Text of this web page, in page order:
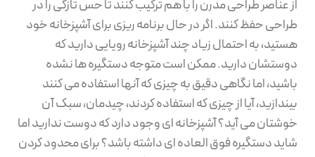
از عناصر طراحی مدرن را با هم ترکیب کنند تا حس تازگی را در
طراحی حفظ کنند. اگر در حال برنامه ریزی برای آشپزخانه خود
هستید، به احتمال زیاد چند آشپزخانه رویایی دارید که
دوستشان دارید. ممکن است متوجه دستگیره ها نشده
باشید، اما نگاهی دقیق به چیزی که آنها استفاده می کنند
بیندازید، آیا از چیزی که استفاده کردند، چیدمان، سبک آن
خوشتان می آید؟ آشپزخانه ای وجود دارد که دوست ندارید اما
شاید دستگیره فوق العاده ای داشته باشد؟ برای محدود کردن